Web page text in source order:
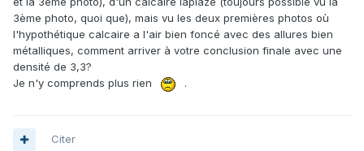
3ème photo, quoi que), mais vu les deux premières photos où
l'hypothétique calcaire a l'air bien foncé avec des allures bien
métalliques, comment arriver à votre conclusion finale avec une
densité de 3,3?
Je n'y comprends plus rien
.
Citer